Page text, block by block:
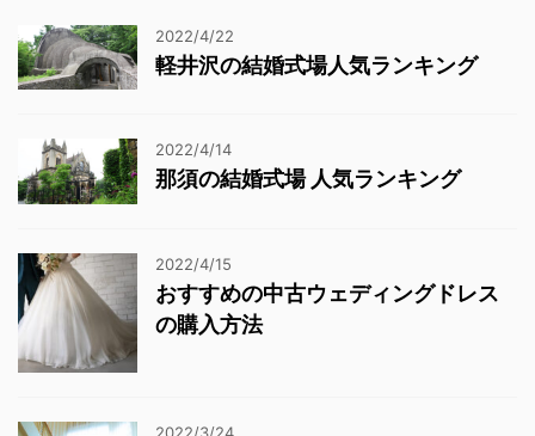
2022/4/22
軽井沢の結婚式場人気ランキング
2022/4/14
那須の結婚式場 人気ランキング
2022/4/15
おすすめの中古ウェディングドレス
の購入方法